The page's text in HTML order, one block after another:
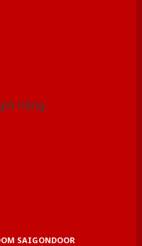
hàng.
SAIGONDOOR